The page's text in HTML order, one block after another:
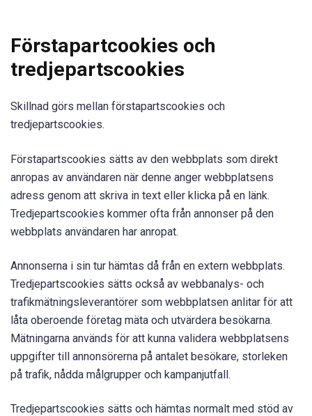
Förstapartcookies och
tredjepartscookies
Skillnad görs mellan förstapartscookies och
tredjepartscookies.
Förstapartscookies sätts av den webbplats som direkt
anropas av användaren när denne anger webbplatsens
adress genom att skriva in text eller klicka på en länk.
Tredjepartscookies kommer ofta från annonser på den
webbplats användaren har anropat.
Annonserna i sin tur hämtas då från en extern webbplats.
Tredjepartscookies sätts också av webbanalys- och
trafikmätningsleverantörer som webbplatsen anlitar för att
låta oberoende företag mäta och utvärdera besökarna.
Mätningarna används för att kunna validera webbplatsens
uppgifter till annonsörerna på antalet besökare, storleken
på trafik, nådda målgrupper och kampanjutfall.
Tredjepartscookies sätts och hämtas normalt med stöd av